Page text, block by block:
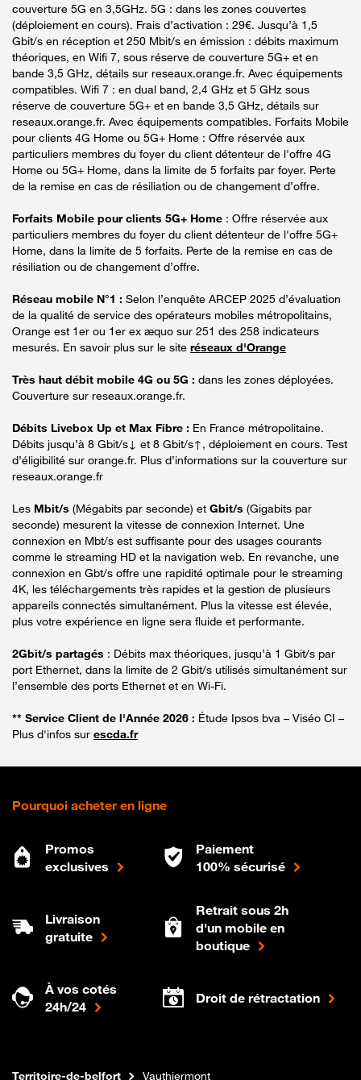
couverture 5G en 3,5GHz. 5G : dans les zones couvertes
(déploiement en cours). Frais d’activation : 29€. Jusqu’à 1,5
Gbit/s en réception et 250 Mbit/s en émission : débits maximum
théoriques, en Wifi 7, sous réserve de couverture 5G+ et en
bande 3,5 GHz, détails sur reseaux.orange.fr. Avec équipements
compatibles. Wifi 7 : en dual band, 2,4 GHz et 5 GHz sous
réserve de couverture 5G+ et en bande 3,5 GHz, détails sur
reseaux.orange.fr. Avec équipements compatibles. Forfaits Mobile
pour clients 4G Home ou 5G+ Home : Offre réservée aux
particuliers membres du foyer du client détenteur de l'offre 4G
Home ou 5G+ Home, dans la limite de 5 forfaits par foyer. Perte
de la remise en cas de résiliation ou de changement d’offre.
Forfaits Mobile pour clients 5G+ Home : Offre réservée aux
particuliers membres du foyer du client détenteur de l'offre 5G+
Home, dans la limite de 5 forfaits. Perte de la remise en cas de
résiliation ou de changement d’offre.
Réseau mobile N°1 : Selon l’enquête ARCEP 2025 d’évaluation
de la qualité de service des opérateurs mobiles métropolitains,
Orange est 1er ou 1er ex æquo sur 251 des 258 indicateurs
mesurés. En savoir plus sur le site réseaux d'Orange
Très haut débit mobile 4G ou 5G : dans les zones déployées.
Couverture sur reseaux.orange.fr.
Débits Livebox Up et Max Fibre : En France métropolitaine.
Débits jusqu’à 8 Gbit/s↓ et 8 Gbit/s↑, déploiement en cours. Test
d’éligibilité sur orange.fr. Plus d’informations sur la couverture sur
reseaux.orange.fr
Les Mbit/s (Mégabits par seconde) et Gbit/s (Gigabits par
seconde) mesurent la vitesse de connexion Internet. Une
connexion en Mbt/s est suffisante pour des usages courants
comme le streaming HD et la navigation web. En revanche, une
connexion en Gbt/s offre une rapidité optimale pour le streaming
4K, les téléchargements très rapides et la gestion de plusieurs
appareils connectés simultanément. Plus la vitesse est élevée,
plus votre expérience en ligne sera fluide et performante.
2Gbit/s partagés : Débits max théoriques, jusqu’à 1 Gbit/s par
port Ethernet, dans la limite de 2 Gbit/s utilisés simultanément sur
l’ensemble des ports Ethernet et en Wi-Fi.
** Service Client de l'Année 2026 : Étude Ipsos bva – Viséo CI –
Plus d'infos sur escda.fr
Pourquoi acheter en ligne
Promos
exclusives
Paiement
100% sécurisé
Livraison
gratuite
Retrait sous 2h
d'un mobile en
boutique
À vos cotés
24h/24
Droit de rétractation
Boutique Orange
Internet fibreBourgogne-franche-comte
Territoire-de-belfort Vauthiermont